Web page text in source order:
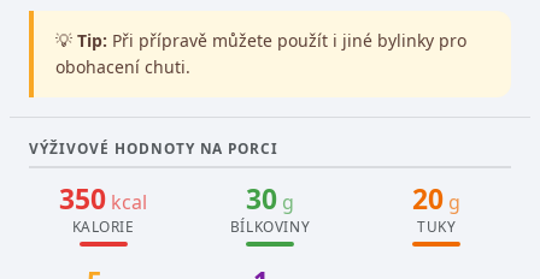
💡 Tip: Při přípravě můžete použít i jiné bylinky pro
obohacení chuti.
VÝŽIVOVÉ HODNOTY NA PORCI
350 kcal
KALORIE
30g
BÍLKOVINY
20 g
TUKY